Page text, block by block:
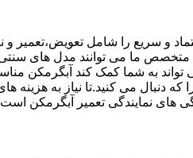
و سریع را شامل تعویض،تعمیر
ما می توانند مدل های سنتی و
می تواند به شما کمک کند آبگرمکن
دنبال می کنید.تا نیاز به هزینه
های نمایندگی تعمیر آبگرمکن